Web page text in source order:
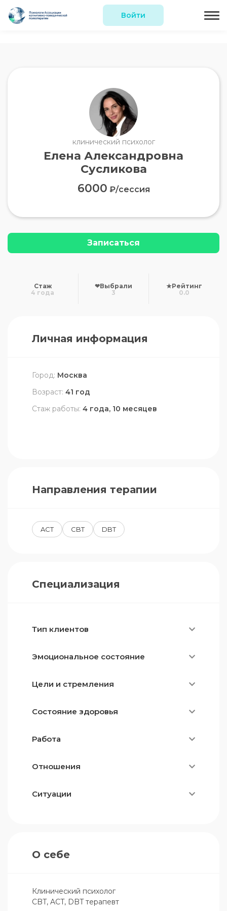
Войти
клинический психолог
Елена Александровна
Сусликова
6000 ₽/сессия
Записаться
Стаж
4 года
❤Выбрали
3
★Рейтинг
0.0
Личная информация
Город: Москва
Возраст: 41 год
Стаж работы: 4 года, 10 месяцев
Направления терапии
ACT CBT DBT
Специализация
Тип клиентов
Эмоциональное состояние
Цели и стремления
Состояние здоровья
Работа
Отношения
Ситуации
О себе
Клинический психолог
CBT, ACT, DBT терапевт